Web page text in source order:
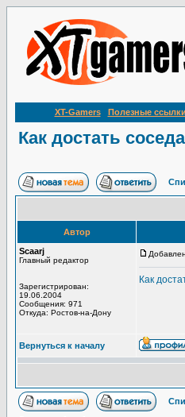
XT-Gamers Полезные ссылки
Как достать
Автор
Scaarj
Главный редактор
Зарегистрирован:
19.06.2004
Сообщения: 971
Откуда: Ростов-на-Дону
Как
Вернуться к началу